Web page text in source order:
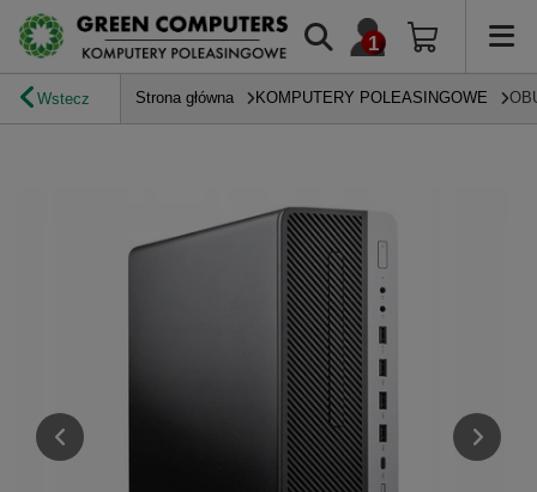
Wstecz Strona główna KOMPUTERY POLEASINGOWE